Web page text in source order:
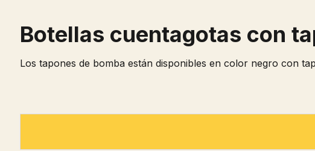
Botellas cuentagotas con
Los tapones de bomba están disponibles en color negro con